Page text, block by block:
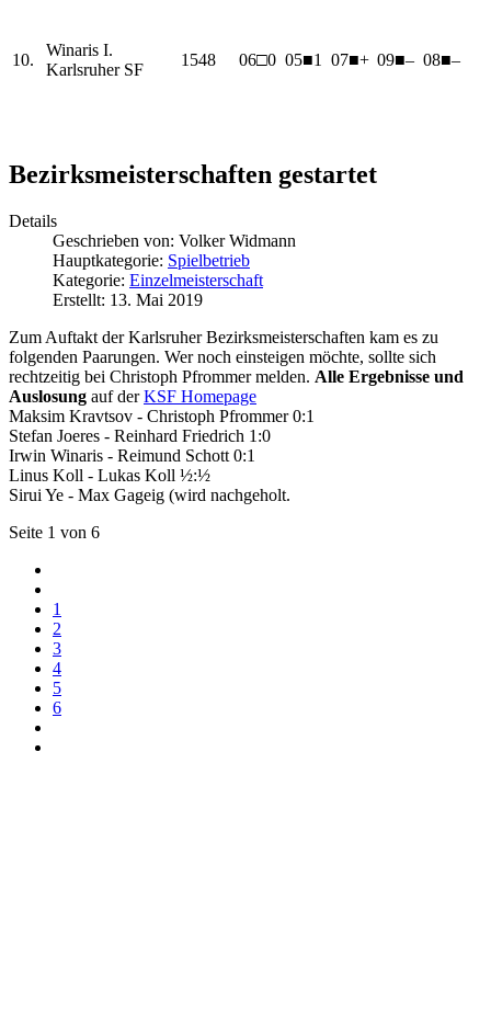
10.
Winaris I.
Karlsruher SF
1548 06□0 05■1 07■+ 09■– 08■–
Bezirksmeisterschaften gestartet
Details
Geschrieben von: Volker Widmann
Hauptkategorie: Spielbetrieb
Kategorie: Einzelmeisterschaft
Erstellt: 13. Mai 2019
Zum Auftakt der Karlsruher Bezirksmeisterschaften kam es zu
folgenden Paarungen. Wer noch einsteigen möchte, sollte sich
rechtzeitig bei Christoph Pfrommer melden. Alle Ergebnisse und
Auslosung auf derKSF Homepage
Maksim Kravtsov - Christoph Pfrommer 0:1
Stefan Joeres - Reinhard Friedrich 1:0
Irwin Winaris - Reimund Schott 0:1
Linus Koll - Lukas Koll ½:½
Sirui Ye - Max Gageig (wird nachgeholt.
Seite 1 von 6
1
2
3
4
5
6